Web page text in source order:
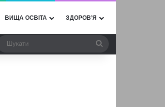
ВИЩА ОСВІТА ЗДОРОВ’Я
стаття
skin